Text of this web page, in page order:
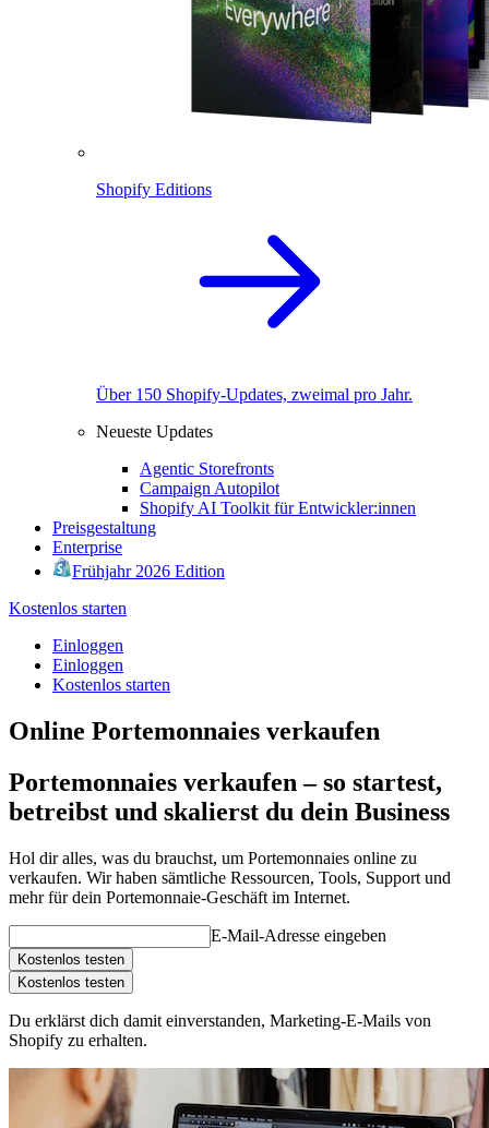
Shopify Editions
Über 150 Shopify-Updates, zweimal pro Jahr.
Neueste Updates
Agentic Storefronts
Campaign Autopilot
Shopify AI Toolkit für Entwickler:innen
Preisgestaltung
Enterprise
Frühjahr 2026 Edition
Kostenlos starten
Einloggen
Einloggen
Kostenlos starten
Online Portemonnaies verkaufen
Portemonnaies verkaufen – so startest,
betreibst und skalierst du dein Business
Hol dir alles, was du brauchst, um Portemonnaies online zu
verkaufen. Wir haben sämtliche Ressourcen, Tools, Support und
mehr für dein Portemonnaie-Geschäft im Internet.
E-Mail-Adresse eingeben
Kostenlos testen
Kostenlos testen
Du erklärst dich damit einverstanden, Marketing-E-Mails von
Shopify zu erhalten.